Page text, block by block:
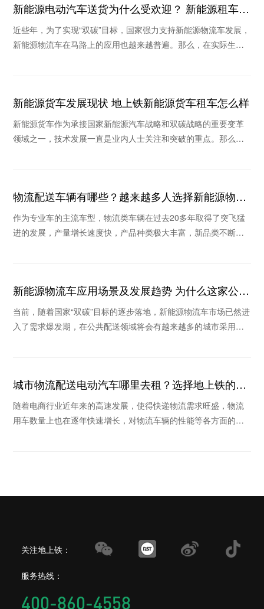
新能源电动汽车送货为什么受欢迎？ 新能源租车公
司推荐哪个
近些年，为了实现“双碳”目标，国家强力支持新能源物流车发展，
新能源物流车在马路上的应用也越来越普遍。那么，在实际生活
新能源货车发展现状 地上铁新能源货车租车怎么样
新能源货车作为承接国家新能源汽车战略和双碳战略的重要变革
领域之一，技术发展一直是业内人士关注和突破的重点。那么，
物流配送车辆有哪些？越来越多人选择新能源物流
车
作为专业车的主流车型，物流类车辆在过去20多年取得了突飞猛
进的发展，产量增长速度快，产品种类极大丰富，新品类不断涌
新能源物流车应用场景及发展趋势 为什么这家公司
被看好
当前，随着国家“双碳”目标的逐步落地，新能源物流车市场已然进
入了需求爆发期，在公共配送领域将会有越来越多的城市采用新
城市物流配送电动汽车哪里去租？选择地上铁的理
由
随着电商行业近年来的高速发展，使得快递物流需求旺盛，物流
用车数量上也在逐年快速增长，对物流车辆的性能等各方面的要
关注地上铁：
服务热线：
400-860-4558